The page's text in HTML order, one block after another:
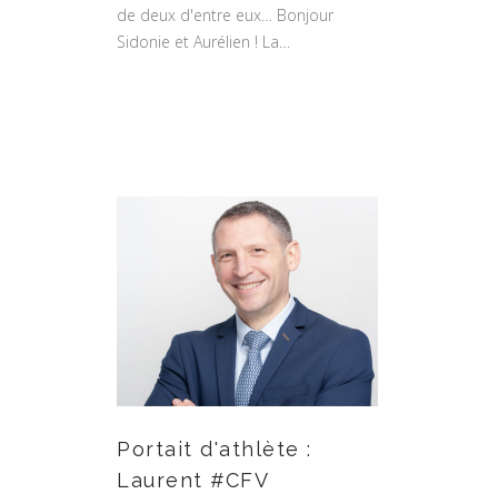
de deux d'entre eux… Bonjour
Sidonie et Aurélien ! La…
Portait d'athlète :
Laurent #CFV